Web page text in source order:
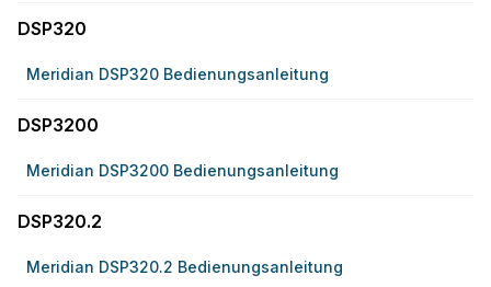
DSP320
Meridian DSP320 Bedienungsanleitung
DSP3200
Meridian DSP3200 Bedienungsanleitung
DSP320.2
Meridian DSP320.2 Bedienungsanleitung